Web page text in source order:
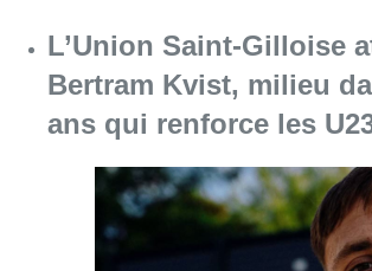
L’Union Saint-Gilloise
Bertram Kvist, milieu
ans qui renforce les